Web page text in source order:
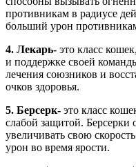
противникам в радиусе
больший урон
4. Лекарь- это класс
и поддержке своей
лечения союзников и
очков здоровья.
5. Берсерк- это класс
слабой защитой. Берсерки
увеличивать свою
урон во время ярости.